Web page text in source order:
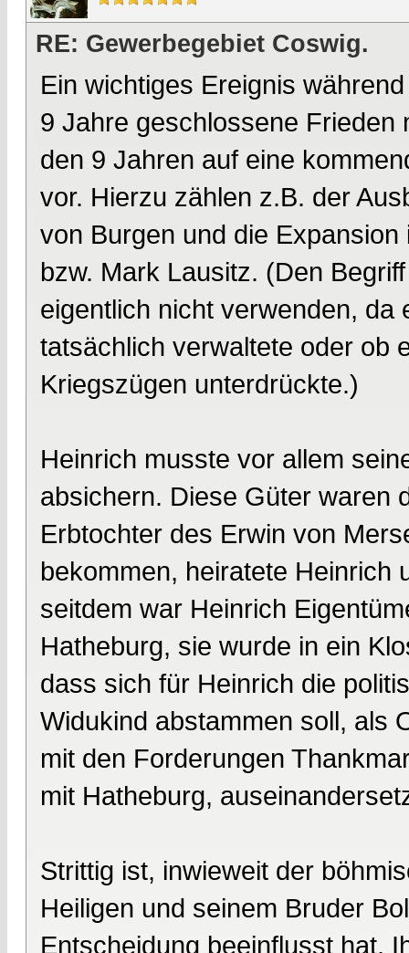
RE: Gewerbegebiet Coswig.
Ein wichtiges Ereignis
9 Jahre geschlossene Frieden
den 9 Jahren auf eine
vor. Hierzu zählen z.B. der
von Burgen und die
bzw. Mark Lausitz. (Den
eigentlich nicht verwenden,
tatsächlich verwaltete oder ob
Kriegszügen unterdrückte.)
Heinrich musste vor allem
absichern. Diese Güter waren
Erbtochter des Erwin von
bekommen, heiratete Heinrich
seitdem war Heinrich
Hatheburg, sie wurde in ein
dass sich für Heinrich die
Widukind abstammen soll, als
mit den Forderungen
mit Hatheburg,
Strittig ist, inwieweit der
Heiligen und seinem Bruder
Entscheidung beeinflusst hat.